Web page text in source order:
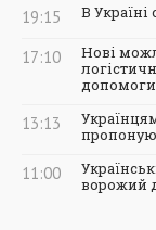
19:15 В Україні
17:10
Нові
допомоги
13:13
11:00
ворожий